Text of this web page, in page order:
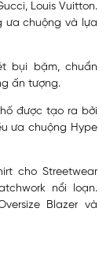
Louis Vuitton.
ưa chuộng và lựa
bụi bặm, chuẩn
ấn tượng.
được tạo ra bởi
ưa chuộng Hype
cho Streetwear
nổi loạn.
Blazer và